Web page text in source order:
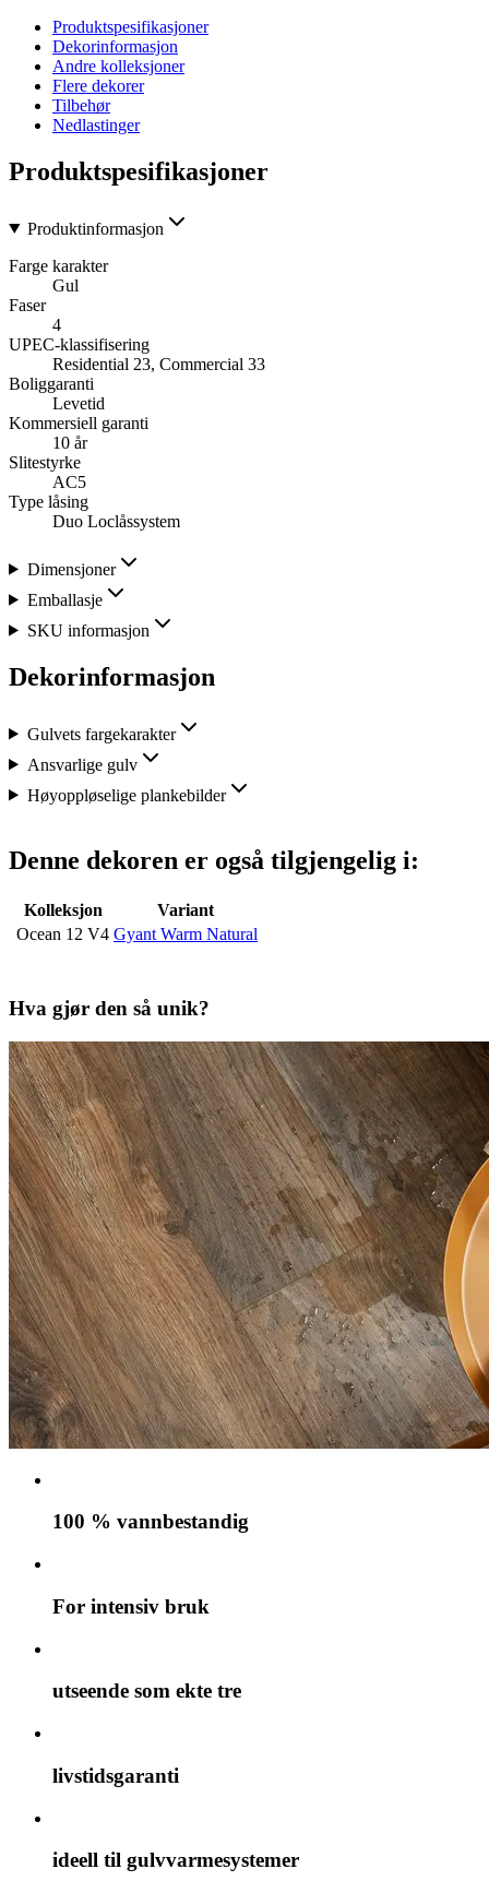
Produktspesifikasjoner
Dekorinformasjon
Andre kolleksjoner
Flere dekorer
Tilbehør
Nedlastinger
Produktspesifikasjoner
Produktinformasjon
Farge karakter
Gul
Faser
4
UPEC-klassifisering
Residential 23, Commercial 33
Boliggaranti
Levetid
Kommersiell garanti
10 år
Slitestyrke
AC5
Type låsing
Duo Loclåssystem
Dimensjoner
Emballasje
SKU informasjon
Dekorinformasjon
Gulvets fargekarakter
Ansvarlige gulv
Høyoppløselige plankebilder
Denne dekoren er også tilgjengelig i:
Kolleksjon
Variant
Ocean 12 V4 Gyant Warm Natural
Hva gjør den så unik?
100 % vannbestandig
For intensiv bruk
utseende som ekte tre
livstidsgaranti
ideell til gulvvarmesystemer